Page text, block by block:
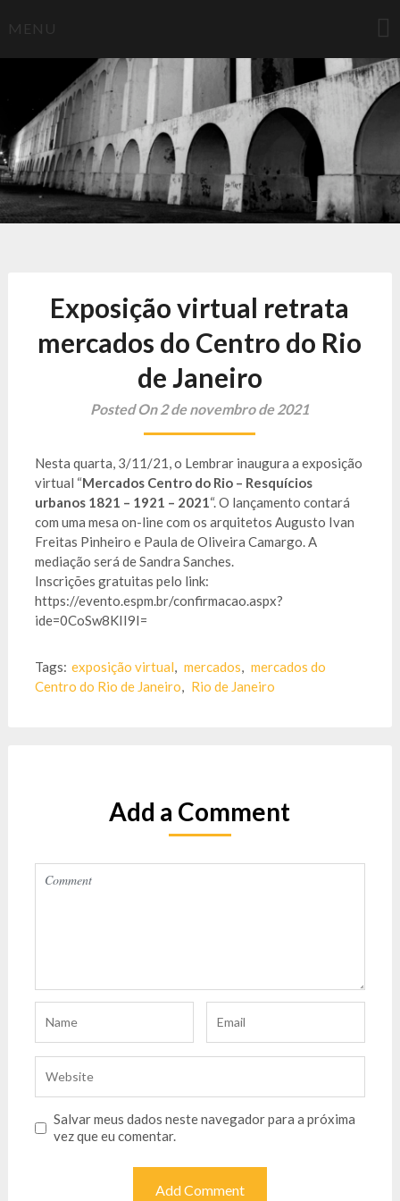
toMENU
Lembrar
Laboratório de Estudos de Memória Brasileira e
Representação
Exposição virtual retrata
mercados do Centro do Rio
de Janeiro
Posted On 2 de novembro de 2021
Nesta quarta, 3/11/21, o Lembrar inaugura a exposição
virtual “Mercados Centro do Rio – Resquícios
urbanos 1821 – 1921 – 2021“. O lançamento contará
com uma mesa on-line com os arquitetos Augusto Ivan
Freitas Pinheiro e Paula de Oliveira Camargo. A
mediação será de Sandra Sanches.
Inscrições gratuitas pelo link:
https://evento.espm.br/confirmacao.aspx?
ide=0CoSw8KII9I=
Tags: exposição virtual, mercados, mercados do
Centro do Rio de Janeiro, Rio de Janeiro
Add a Comment
Salvar meus dados neste navegador para a próxima
vez que eu comentar.